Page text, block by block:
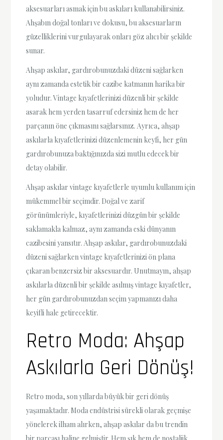
aksesuarları asmak için bu askıları kullanabilirsiniz.
Ahşabın doğal tonları ve dokusu, bu aksesuarların
güzelliklerini vurgulayarak onları göz alıcı bir şekilde
sunar.
Ahşap askılar, gardırobunuzdaki düzeni sağlarken
aynı zamanda estetik bir cazibe katmanın harika bir
yoludur. Vintage kıyafetlerinizi düzenli bir şekilde
asarak hem yerden tasarruf edersiniz hem de her
parçanın öne çıkmasını sağlarsınız. Ayrıca, ahşap
askılarla kıyafetlerinizi düzenlemenin keyfi, her gün
gardırobunuza baktığınızda sizi mutlu edecek bir
detay olabilir.
Ahşap askılar vintage kıyafetlerle uyumlu kullanım için
mükemmel bir seçimdir. Doğal ve zarif
görünümleriyle, kıyafetlerinizi düzgün bir şekilde
saklamakla kalmaz, aynı zamanda eski dünyanın
cazibesini yansıtır. Ahşap askılar, gardırobunuzdaki
düzeni sağlarken vintage kıyafetlerinizi ön plana
çıkaran benzersiz bir aksesuardır. Unutmayın, ahşap
askılarla düzenli bir şekilde asılmış vintage kıyafetler,
her gün gardırobunuzdan seçim yapmanızı daha
keyifli hale getirecektir.
Retro Moda: Ahşap
Askılarla Geri Dönüş!
Retro moda, son yıllarda büyük bir geri dönüş
yaşamaktadır. Moda endüstrisi sürekli olarak geçmişe
yönelerek ilham alırken, ahşap askılar da bu trendin